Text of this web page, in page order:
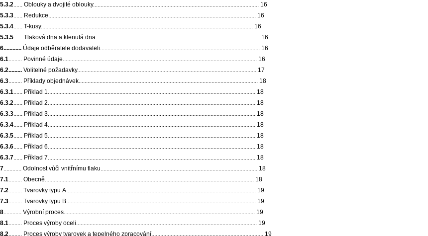
5.3.2 ...... Oblouky a dvojité oblouky............................................................................................................... 16
5.3.3 ...... Redukce........................................................................................................................................... 16
5.3.4 ...... T-kusy.............................................................................................................................................. 16
5.3.5 ...... Tlaková dna a klenutá dna.............................................................................................................. 16
6............ Údaje odběratele dodavateli........................................................................................................... 16
6.1 ......... Povinné údaje.................................................................................................................................. 16
6.2......... Volitelné požadavky........................................................................................................................ 17
6.3 ......... Příklady objednávek........................................................................................................................ 18
6.3.1 ...... Příklad 1........................................................................................................................................... 18
6.3.2 ...... Příklad 2........................................................................................................................................... 18
6.3.3 ...... Příklad 3........................................................................................................................................... 18
6.3.4 ...... Příklad 4........................................................................................................................................... 18
6.3.5 ...... Příklad 5........................................................................................................................................... 18
6.3.6 ...... Příklad 6........................................................................................................................................... 18
6.3.7 ...... Příklad 7........................................................................................................................................... 18
7 ............ Odolnost vůči vnitřnímu tlaku......................................................................................................... 18
7.1 ......... Obecně............................................................................................................................................ 18
7.2 ......... Tvarovky typu A............................................................................................................................... 19
7.3 ......... Tvarovky typu B............................................................................................................................... 19
8 ............ Výrobní proces................................................................................................................................ 19
8.1 ......... Proces výroby oceli......................................................................................................................... 19
8.2 ......... Proces výroby tvarovek a tepelného zpracování........................................................................... 19